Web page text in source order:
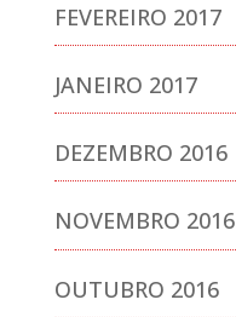
FEVEREIRO 2017
JANEIRO 2017
DEZEMBRO 2016
NOVEMBRO 2016
OUTUBRO 2016